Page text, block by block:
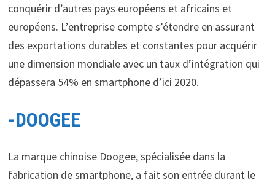
conquérir d’autres pays européens et africains et
européens. L’entreprise compte s’étendre en assurant
des exportations durables et constantes pour acquérir
une dimension mondiale avec un taux d’intégration qui
dépassera 54% en smartphone d’ici 2020.
-DOOGEE
La marque chinoise Doogee, spécialisée dans la
fabrication de smartphone, a fait son entrée durant le